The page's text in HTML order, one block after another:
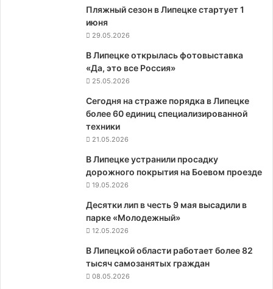
Пляжный сезон в Липецке стартует 1
июня
29.05.2026
В Липецке открылась фотовыставка
«Да, это все Россия»
25.05.2026
Сегодня на страже порядка в Липецке
более 60 единиц специализированной
техники
21.05.2026
В Липецке устранили просадку
дорожного покрытия на Боевом проезде
19.05.2026
Десятки лип в честь 9 мая высадили в
парке «Молодежный»
12.05.2026
В Липецкой области работает более 82
тысяч самозанятых граждан
08.05.2026